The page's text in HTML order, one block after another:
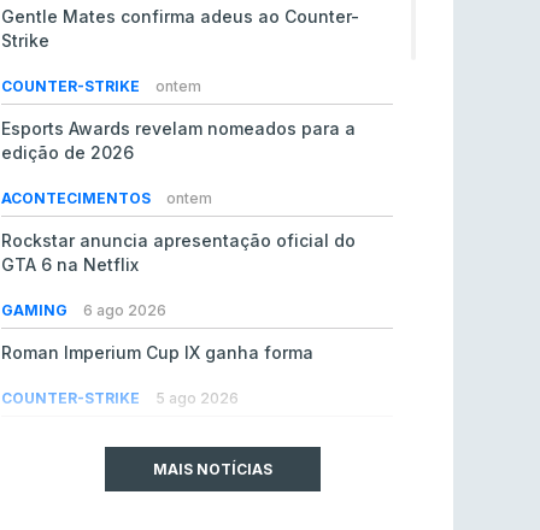
Gentle Mates confirma adeus ao Counter-
Strike
COUNTER-STRIKE ontem
Esports Awards revelam nomeados para a
edição de 2026
ACONTECIMENTOS ontem
Rockstar anuncia apresentação oficial do
GTA 6 na Netflix
GAMING 6 ago 2026
Roman Imperium Cup IX ganha forma
COUNTER-STRIKE 5 ago 2026
milhões de dólaresMAIS NOTÍCIAS